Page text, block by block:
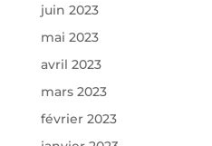
juin 2023
mai 2023
avril 2023
mars 2023
février 2023